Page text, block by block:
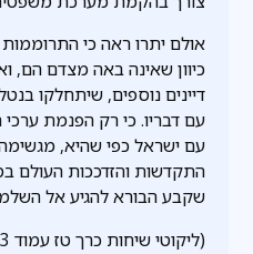
אולם יתרו ראה כי
כיוון שאינה באה מצדם הם,
דיינים נוספים, שיתחלקו
עם דבריו. כי רק הפנמת
עם ישראל כפי שהיא,
התקדשות והזדככות העולם
שקבע הבורא להגיע אל
(ליקוטי שיחות כרך טז עמוד 203)